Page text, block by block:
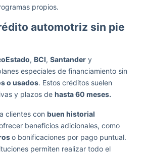
propios.
automotriz sin pie
, BCI, Santander y
especiales de financiamiento sin
o usados. Estos créditos suelen
y plazos de hasta 60 meses.
clientes con buen historial
beneficios adicionales, como
o bonificaciones por pago puntual.
permiten realizar todo el